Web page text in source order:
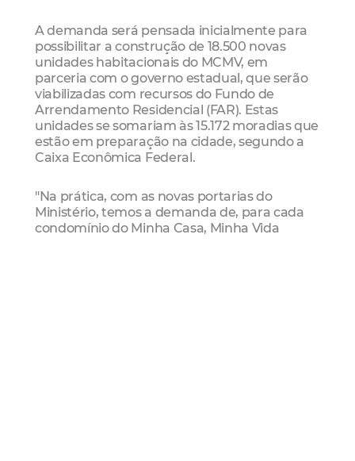
A demanda será pensada inicialmente para
possibilitar a construção de 18.500 novas
unidades habitacionais do MCMV, em
parceria com o governo estadual, que serão
viabilizadas com recursos do Fundo de
Arrendamento Residencial (FAR). Estas
unidades se somariam às 15.172 moradias que
estão em preparação na cidade, segundo a
Caixa Econômica Federal.
"Na prática, com as novas portarias do
Ministério, temos a demanda de, para cada
condomínio do Minha Casa, Minha Vida